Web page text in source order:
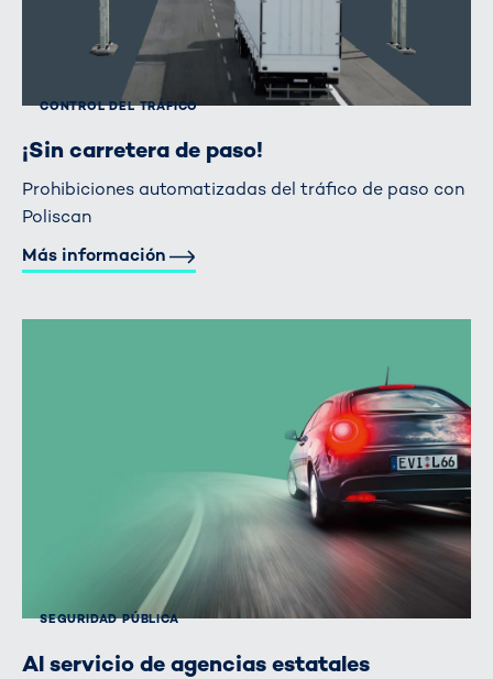
CONTROL DEL TRÁFICO
¡Sin carretera de paso!
Prohibiciones automatizadas del tráfico de paso con
Poliscan
Más información
SEGURIDAD PÚBLICA
Al servicio de agencias estatales